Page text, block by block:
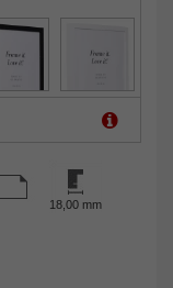
18,00 mm